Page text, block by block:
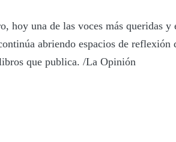
hoy una de las voces más queridas y
abriendo espacios de reflexión
que publica. /La Opinión